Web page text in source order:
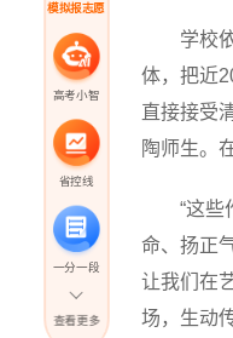
学校依
体，把近
直接接受
陶师生。
“这些作
命、扬正
让我们在
场，生动
模拟报志愿
高考小智
省控线
一分一段
查看更多